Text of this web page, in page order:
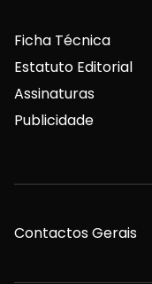
Ficha Técnica
Estatuto Editorial
Assinaturas
Publicidade
Contactos Gerais